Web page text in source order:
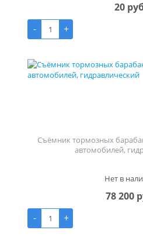
20
-
+
Съёмник тормозных
автомобилей,
Нет в
78 200
-
+